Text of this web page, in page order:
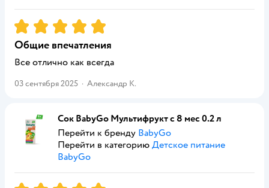
Рейтинг:5
Общие впечатления
Все отлично как всегда
03 сентября 2025 · Александр К.
Сок BabyGo Мультифрукт с 8 мес 0.2 л
Перейти к бренду BabyGo
Перейти в категорию Детское питание
BabyGo